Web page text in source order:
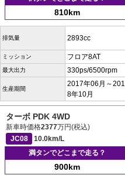
810km
排気量 2893cc
ミッション フロア8AT
最大出力 330ps/6500rpm
生産期間
2017年06月～201
8年10月
ターボ PDK 4WD
新車時価格2377万円(税込)
JC08
10.0km/L
満タンでどこまで走る？
900km